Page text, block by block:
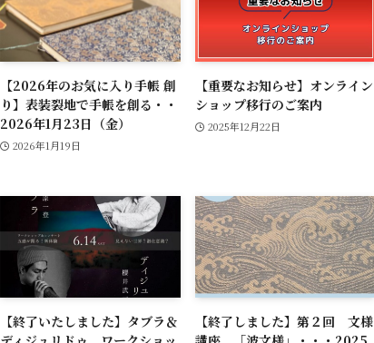
【2026年のお気に入り手帳 創
り】表装裂地で手帳を創る・・
2026年1月23日（金）
2026年1月19日
【重要なお知らせ】オンライン
ショップ移行のご案内
2025年12月22日
【終了いたしました】タブラ＆
【終了しました】第２回 文様